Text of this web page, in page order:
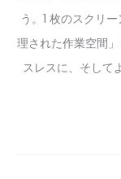
う。1 枚のスクリ
理された作業空間
スレスに、そして